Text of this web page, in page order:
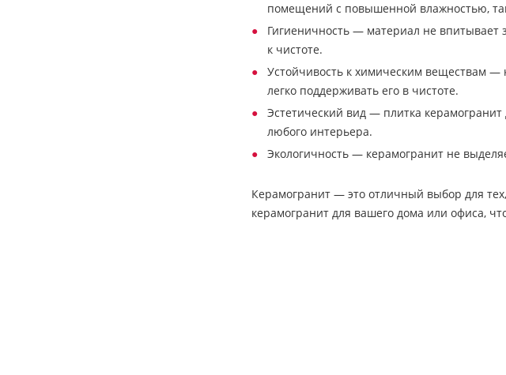
помещений с повышенной влажностью,
Гигиеничность — материал не впитывает
к чистоте.
Устойчивость к химическим веществам —
легко поддерживать его в чистоте.
Эстетический вид — плитка
любого интерьера.
Экологичность — керамогранит не
Керамогранит — это отличный выбор для
керамогранит для вашего дома или офиса,